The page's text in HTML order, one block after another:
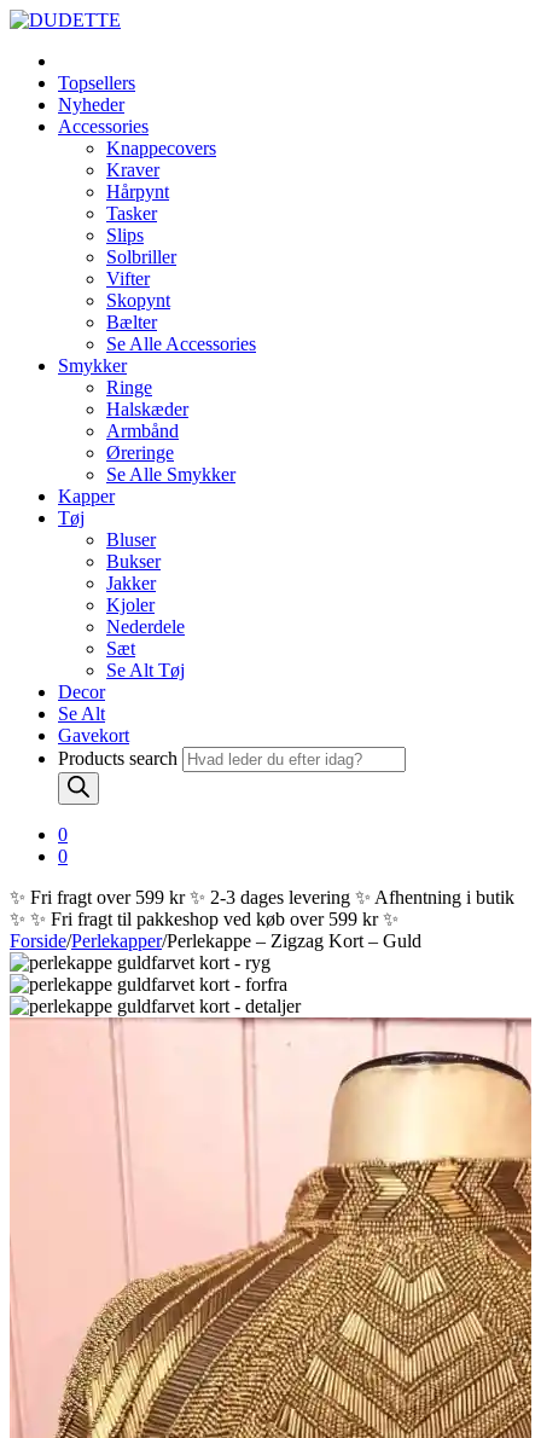
Topsellers
Nyheder
Accessories
Knappecovers
Kraver
Hårpynt
Tasker
Slips
Solbriller
Vifter
Skopynt
Bælter
Se Alle Accessories
Smykker
Ringe
Halskæder
Armbånd
Øreringe
Se Alle Smykker
Kapper
Tøj
Bluser
Bukser
Jakker
Kjoler
Nederdele
Sæt
Se Alt Tøj
Decor
Se Alt
Gavekort
Products search
0
0
✨ Fri fragt over 599 kr ✨ 2-3 dages levering ✨ Afhentning i butik
✨ ✨ Fri fragt til pakkeshop ved køb over 599 kr ✨
Forside/Perlekapper/Perlekappe – Zigzag Kort – Guld